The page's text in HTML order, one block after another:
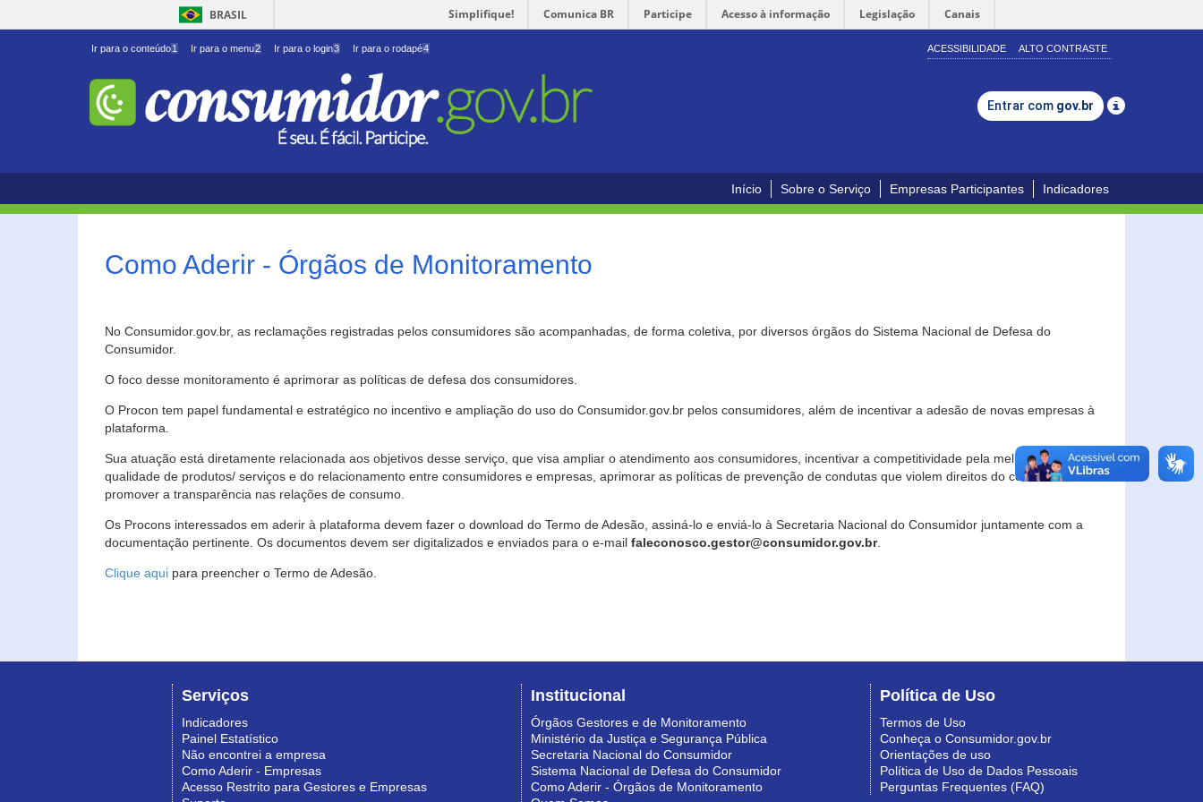
BRASIL Simplifique! Comunica BR Participe Acesso à informação Legislação Canais
Ir para o conteúdo1 Ir para o menu2 Ir para o login3 Ir para o rodapé4 ACESSIBILIDADE ALTO CONTRASTE
Entrar com gov.br
Início Sobre o Serviço Empresas Participantes Indicadores
Como Aderir - Órgãos de Monitoramento
No Consumidor.gov.br, as reclamações registradas pelos consumidores são acompanhadas, de forma coletiva, por diversos órgãos do Sistema Nacional de Defesa do
Consumidor.
O foco desse monitoramento é aprimorar as políticas de defesa dos consumidores.
O Procon tem papel fundamental e estratégico no incentivo e ampliação do uso do Consumidor.gov.br pelos consumidores, além de incentivar a adesão de novas empresas à
plataforma.
Sua atuação está diretamente relacionada aos objetivos desse serviço, que visa ampliar o atendimento aos consumidores, incentivar a competitividade pela melhoria da
qualidade de produtos/ serviços e do relacionamento entre consumidores e empresas, aprimorar as políticas de prevenção de condutas que violem direitos do consumidor e
promover a transparência nas relações de consumo.
Os Procons interessados em aderir à plataforma devem fazer o download do Termo de Adesão, assiná-lo e enviá-lo à Secretaria Nacional do Consumidor juntamente com a
documentação pertinente. Os documentos devem ser digitalizados e enviados para o e-mail faleconosco.gestor@consumidor.gov.br.
Clique aqui para preencher o Termo de Adesão.
Serviços
Indicadores
Painel Estatístico
Não encontrei a empresa
Como Aderir - Empresas
Acesso Restrito para Gestores e Empresas
Institucional
Órgãos Gestores e de Monitoramento
Ministério da Justiça e Segurança Pública
Secretaria Nacional do Consumidor
Sistema Nacional de Defesa do Consumidor
Como Aderir - Órgãos de Monitoramento
Política de Uso
Termos de Uso
Conheça o Consumidor.gov.br
Orientações de uso
Política de Uso de Dados Pessoais
Perguntas Frequentes (FAQ)